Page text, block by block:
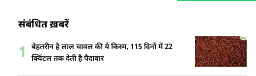
संबंधित ख़बरें
1
बेहतरीन है लाल चावल की ये किस्म, 115 दिनों में 22
क्विंटल तक देती है पैदावार